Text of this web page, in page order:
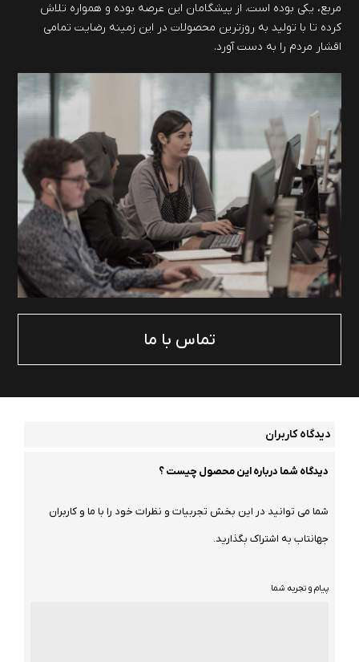
مربع، یکی بوده است. از پیشگامان این عرصه بوده و همواره تلاش
کرده تا با تولید به روزترین محصولات در این زمینه رضایت تمامی
اقشار مردم را به دست آورد.
تماس با ما
دیدگاه کاربران
دیدگاه شما درباره این محصول چیست ؟
شما می توانید در این بخش تجربیات و نظرات خود را با ما و کاربران
جهانتاب به اشتراک بگذارید.
پیام و تجربه شما